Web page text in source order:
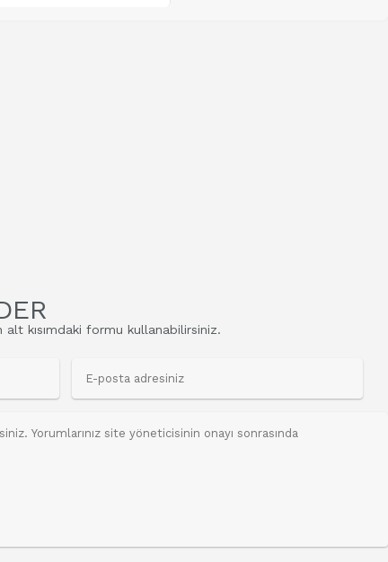
alt kısımdaki formu kullanabilirsiniz.